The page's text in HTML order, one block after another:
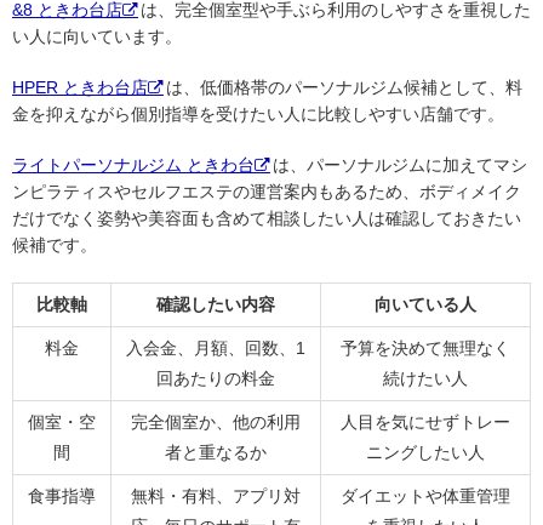
&8 ときわ台店
は、完全個室型や手ぶら利用のしやすさを重視した
い人に向いています。
HPER ときわ台店
は、低価格帯のパーソナルジム候補として、料
金を抑えながら個別指導を受けたい人に比較しやすい店舗です。
ライトパーソナルジム ときわ台
は、パーソナルジムに加えてマシ
ンピラティスやセルフエステの運営案内もあるため、ボディメイク
だけでなく姿勢や美容面も含めて相談したい人は確認しておきたい
候補です。
比較軸 確認したい内容 向いている人
料金
入会金、月額、回数、1
回あたりの料金
予算を決めて無理なく
続けたい人
個室・空
間
完全個室か、他の利用
者と重なるか
人目を気にせずトレー
ニングしたい人
食事指導
無料・有料、アプリ対
ダイエットや体重管理